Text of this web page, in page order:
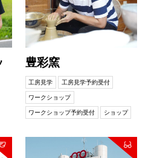
豊彩窯
工房見学 工房見学予約受付
ワークショップ
ワークショップ予約受付 ショップ